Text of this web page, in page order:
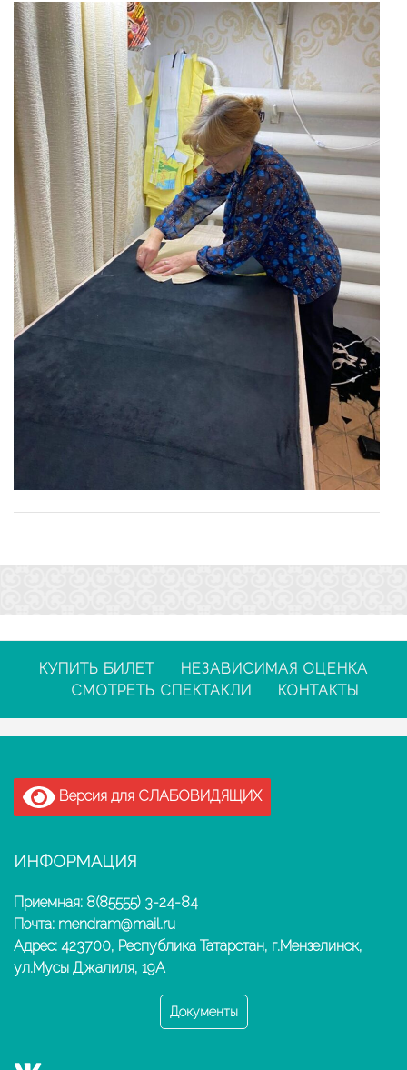
КУПИТЬ БИЛЕТ
НЕЗАВИСИМАЯ ОЦЕНКА
СМОТРЕТЬ СПЕКТАКЛИ
КОНТАКТЫ
Версия для СЛАБОВИДЯЩИХ
ИНФОРМАЦИЯ
Приемная: 8(85555) 3-24-84
Почта: mendram@mail.ru
Адрес: 423700, Республика Татарстан, г.Мензелинск,
ул.Мусы Джалиля, 19А
Документы